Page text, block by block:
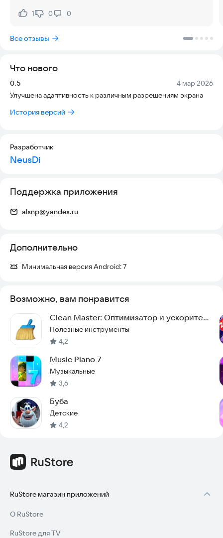
Нравится:
1Не нравится:
0 0
Все отзывы
Что нового
Версия:
0.5 Дата:
4 мар 2026
Улучшена адаптивность к различным разрешениям экрана
История версий
Разработчик
NeusDi
Поддержка приложения
alxnp@yandex.ru
Дополнительно
Минимальная версия Android:7
Возможно, вам понравится
Clean Master: Оптимизатор и ускоритель
Android
Полезные инструменты
4,2
Music Piano 7
Музыкальные
3,6
Буба
Детские
4,2
RuStore магазин приложений
О RuStore
RuStore для TV